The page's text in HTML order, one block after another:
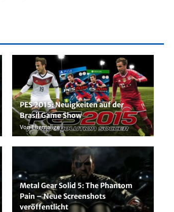
PES 2015: Neuigkeiten auf der
Brasil Game Show
Von Ehemalige
Metal Gear Solid 5: The Phantom
Pain – Neue Screenshots
veröffentlicht